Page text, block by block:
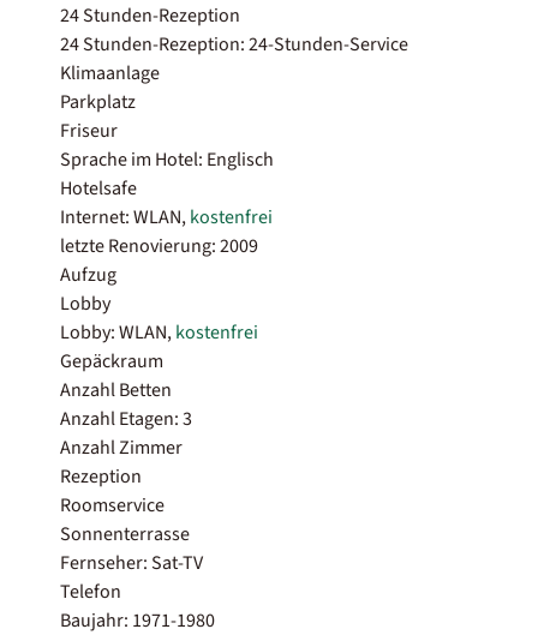
24 Stunden-Rezeption
24 Stunden-Rezeption: 24-Stunden-Service
Klimaanlage
Parkplatz
Friseur
Sprache im Hotel: Englisch
Hotelsafe
Internet: WLAN,kostenfrei
letzte Renovierung: 2009
Aufzug
Lobby
Lobby: WLAN,kostenfrei
Gepäckraum
Anzahl Betten
Anzahl Etagen: 3
Anzahl Zimmer
Rezeption
Roomservice
Sonnenterrasse
Fernseher: Sat-TV
Telefon
Baujahr: 1971-1980